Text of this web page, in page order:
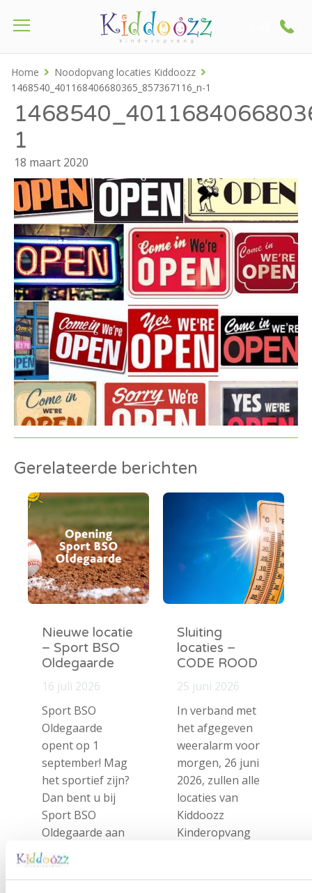
Home
Noodopvang locaties Kiddoozz
1468540_401168406680365_857367116_n-1
1
18 maart 2020
Gerelateerde berichten
Nieuwe locatie
– Sport BSO
Oldegaarde
16 juli 2026
Sport BSO
Oldegaarde
opent op 1
september! Mag
het sportief zijn?
Dan bent u bij
Sport BSO
Oldegaarde aan
het juiste adres!
Per 1
Sluiting
locaties –
CODE ROOD
25 juni 2026
In verband met
het afgegeven
weeralarm voor
morgen, 26 juni
2026, zullen alle
locaties van
Kiddoozz
Kinderopvang